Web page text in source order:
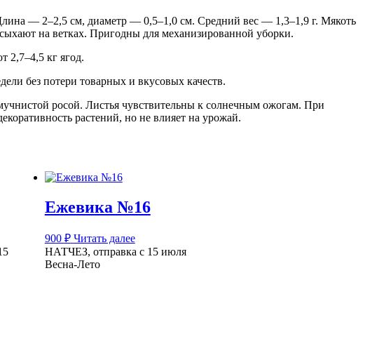
— 2–2,5 см, диаметр — 0,5–1,0 см. Средний вес — 1,3–1,9 г. Мякоть
на ветках. Пригодны для механизированной уборки.
2,7–4,5 кг ягод.
без потери товарных и вкусовых качеств.
росой. Листья чувствительны к солнечным ожогам. При
растений, но не влияет на урожай.
Ежевика №16
900 ₽ Читать далее
НАТЧЕЗ, отправка с 15 июля
Весна-Лето